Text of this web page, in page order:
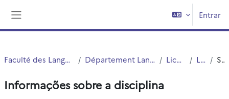
Entrar
Faculté des Langues Cultures et Sociétés (FLCS) Département Langues Etrangères Appliquées (LEA) Licences (cours) Licence 3 Sumário
Informações sobre a disciplina